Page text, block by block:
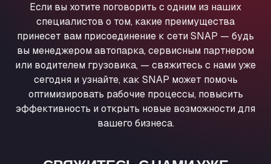
An der Autobahn 1, 27404
ARAL Autohof Bockenem
ARAL Autohof Merklingen
Nellinger Str. 24, 89188
ARAL Autohof Preis
Schellweilerstraße 1, 66871
ARAL Tankstelle - XXL Truckwash.de
Если вы хотите поговорить с одним из наших
специалистов о том, какие преимущества
принесет вам присоединение к сети SNAP — будь
вы менеджером автопарка, сервисным партнером
или водителем грузовика, — свяжитесь с нами уже
сегодня и узнайте, как SNAP может помочь
оптимизировать рабочие процессы, повысить
эффективность и открыть новые возможности для
вашего бизнеса.